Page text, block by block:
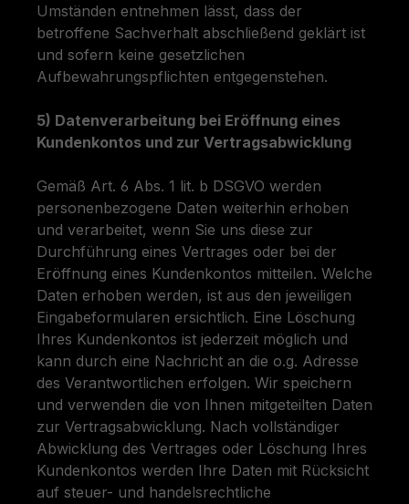
Umständen entnehmen lässt, dass der
betroffene Sachverhalt abschließend geklärt ist
und sofern keine gesetzlichen
Aufbewahrungspflichten entgegenstehen.
5) Datenverarbeitung bei Eröffnung eines
Kundenkontos und zur Vertragsabwicklung
Gemäß Art. 6 Abs. 1 lit. b DSGVO werden
personenbezogene Daten weiterhin erhoben
und verarbeitet, wenn Sie uns diese zur
Durchführung eines Vertrages oder bei der
Eröffnung eines Kundenkontos mitteilen. Welche
Daten erhoben werden, ist aus den jeweiligen
Eingabeformularen ersichtlich. Eine Löschung
Ihres Kundenkontos ist jederzeit möglich und
kann durch eine Nachricht an die o.g. Adresse
des Verantwortlichen erfolgen. Wir speichern
und verwenden die von Ihnen mitgeteilten Daten
zur Vertragsabwicklung. Nach vollständiger
Abwicklung des Vertrages oder Löschung Ihres
Kundenkontos werden Ihre Daten mit Rücksicht
auf steuer- und handelsrechtliche